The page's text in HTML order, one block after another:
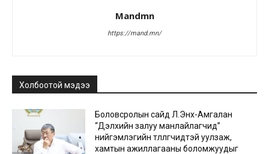
Mandmn
https://mand.mn/
Холбоотой мэдээ
Боловсролын сайд Л.Энх-Амгалан
“Дэлхийн залуу манлайлагчид”
нийгэмлэгийн төлөөлөгчидтэй уулзаж,
хамтын ажиллагааны боломжуудыг